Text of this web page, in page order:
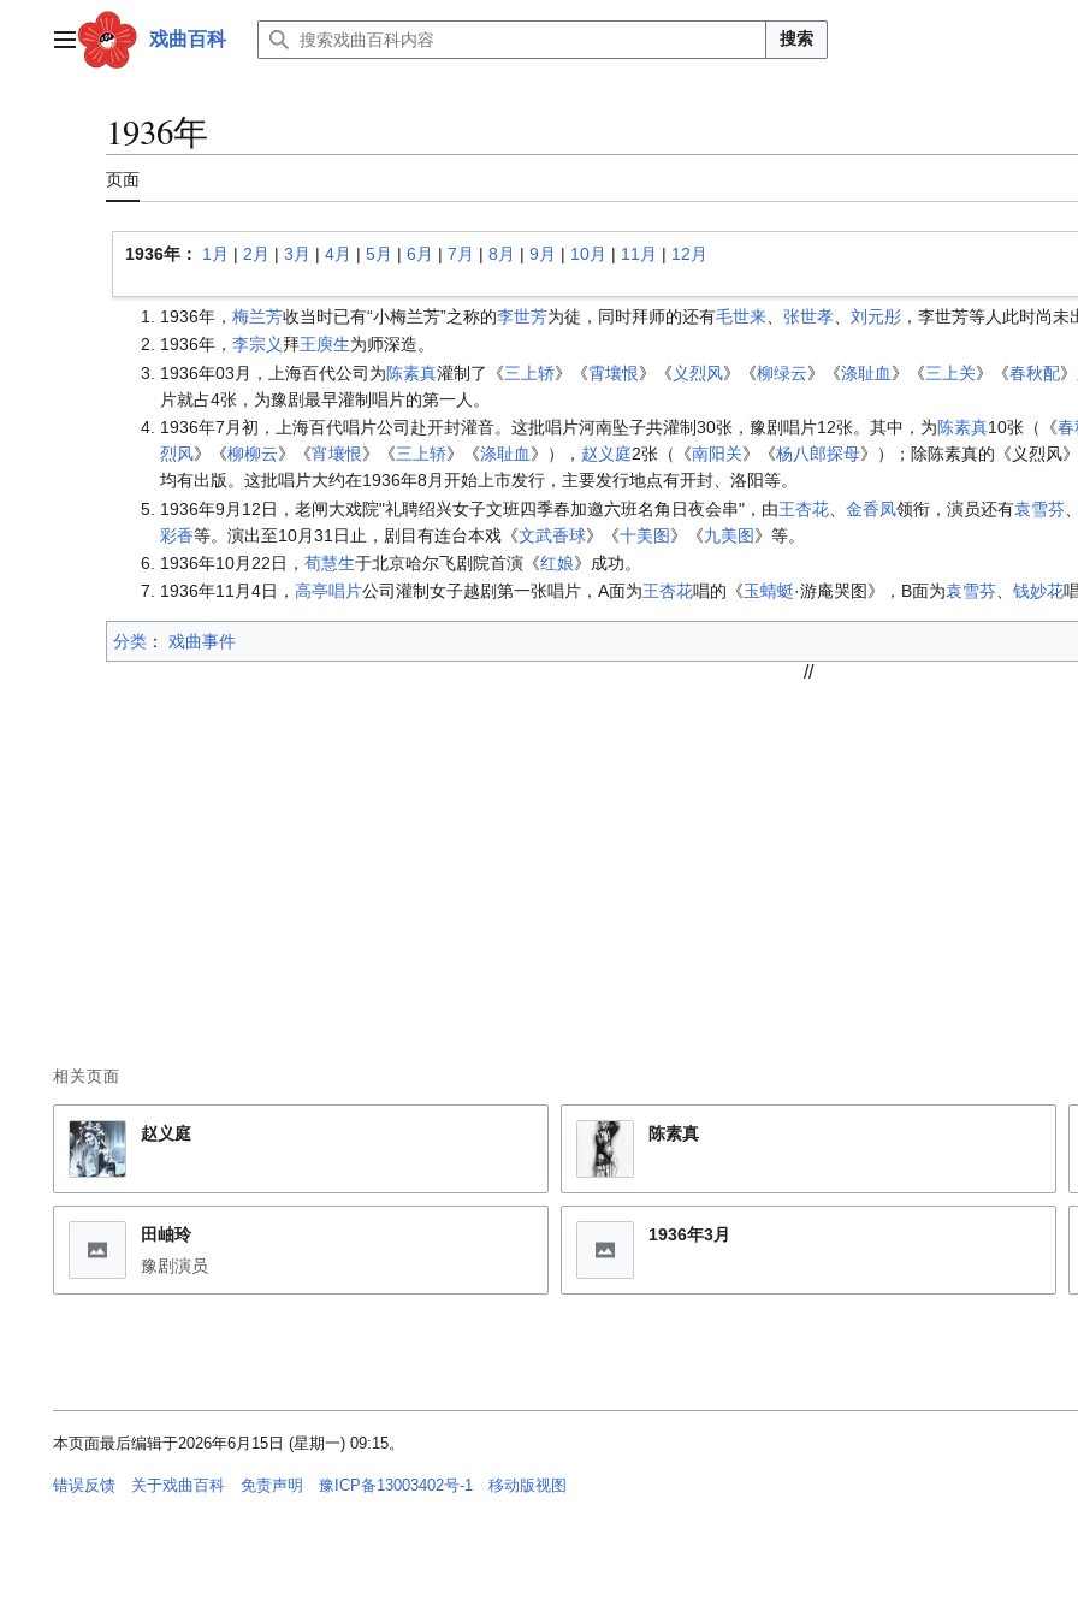
主菜单 戏曲百科 搜索
1936年
页面
1936年 ： 1月 | 2月 | 3月 | 4月 | 5月 | 6月 | 7月 | 8月 | 9月 | 10月 | 11月 | 12月
1936年， 梅兰芳收当时已有“小梅兰芳”之称的李世芳为徒，同时拜师的还有毛世来、 张世孝、 刘元彤，李世芳等人此时尚未
1936年， 李宗义拜王庾生为师深造。
1936年03月，上海百代公司为陈素真灌制了《三上轿》《霄壤恨》《 义烈风》《柳绿云》《涤耻血》《三上关》《春秋配
片就占4张，为豫剧最早灌制唱片的第一人。
1936年7月初，上海百代唱片公司赴开封灌音。这批唱片河南坠子共灌制30张，豫剧唱片12张。其中，为陈素真10张（《春
烈风》《柳柳云》《宵壤恨》《三上轿》《涤耻血》）， 赵义庭2张（《南阳关》《杨八郎探母》）；除陈素真的《义烈风
均有出版。这批唱片大约在1936年8月开始上市发行，主要发行地点有开封、洛阳等。
1936年9月12日，老闸大戏院"礼聘绍兴女子文班四季春加邀六班名角日夜会串"，由王杏花、 金香凤领衔，演员还有袁雪芬、
彩香等。演出至10月31日止，剧目有连台本戏《文武香球》《十美图》《九美图》等。
1936年10月22日， 荀慧生于北京哈尔飞剧院首演《红娘》成功。
1936年11月4日， 高亭唱片公司灌制女子越剧第一张唱片，A面为王杏花唱的《玉蜻蜓·游庵哭图》，B面为袁雪芬、 钱妙花
分类 ：​ 戏曲事件
//
相关页面
赵义庭 陈素真
田岫玲
豫剧演员
1936年3月
本页面最后编辑于2026年6月15日 (星期一) 09:15。
错误反馈 关于戏曲百科 免责声明 豫ICP备13003402号-1 移动版视图